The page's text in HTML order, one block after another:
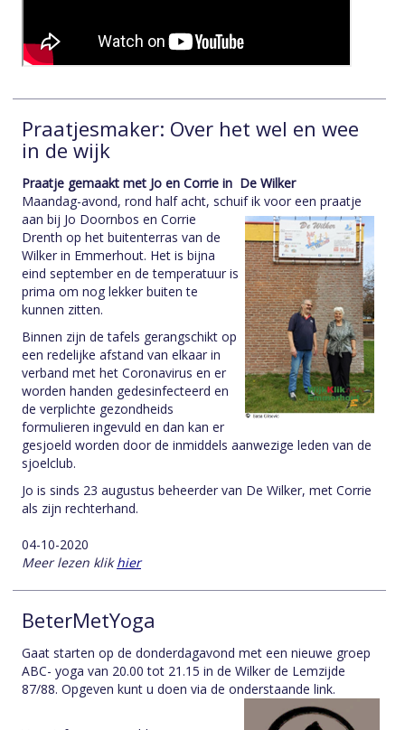
Praatjesmaker: Over het wel en wee
in de wijk
Praatje gemaakt met Jo en Corrie in De Wilker
Maandag-avond, rond half acht, schuif ik voor een praatje
aan bij Jo Doornbos en Corrie
Drenth op het buitenterras van de
Wilker in Emmerhout. Het is bijna
eind september en de temperatuur is
prima om nog lekker buiten te
kunnen zitten.
Binnen zijn de tafels gerangschikt op
een redelijke afstand van elkaar in
verband met het Coronavirus en er
worden handen gedesinfecteerd en
de verplichte gezondheids
formulieren ingevuld en dan kan er
gesjoeld worden door de inmiddels aanwezige leden van de
sjoelclub.
Jo is sinds 23 augustus beheerder van De Wilker, met Corrie
als zijn rechterhand.
04-10-2020
Meer lezen klikhier
BeterMetYoga
Gaat starten op de donderdagavond met een nieuwe groep
ABC- yoga van 20.00 tot 21.15 in de Wilker de Lemzijde
87/88. Opgeven kunt u doen via de onderstaande link.